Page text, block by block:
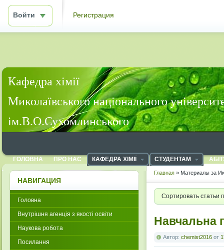
Войти Регистрация
Кафедра хімії
Миколаївського національного
ім.В.О.Сухомлинського
ГОЛОВНА ПРО НАС КАФЕДРА ХІМІЇ СТУДЕНТАМ
Главная » Материалы за
Сортировать статьи
Навчальна
Автор: chemist2016 от
НАВИГАЦИЯ
Головна
Внутрішня агенція з якості освіти
Наукова робота
Посилання